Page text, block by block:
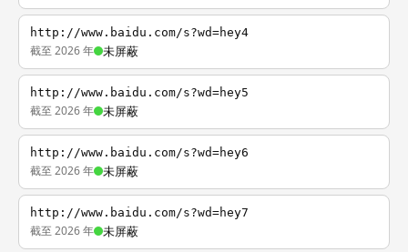
http://www.baidu.com/s?wd=hey4
截至 2026 年 未屏蔽
http://www.baidu.com/s?wd=hey5
截至 2026 年 未屏蔽
http://www.baidu.com/s?wd=hey6
截至 2026 年 未屏蔽
http://www.baidu.com/s?wd=hey7
截至 2026 年 未屏蔽